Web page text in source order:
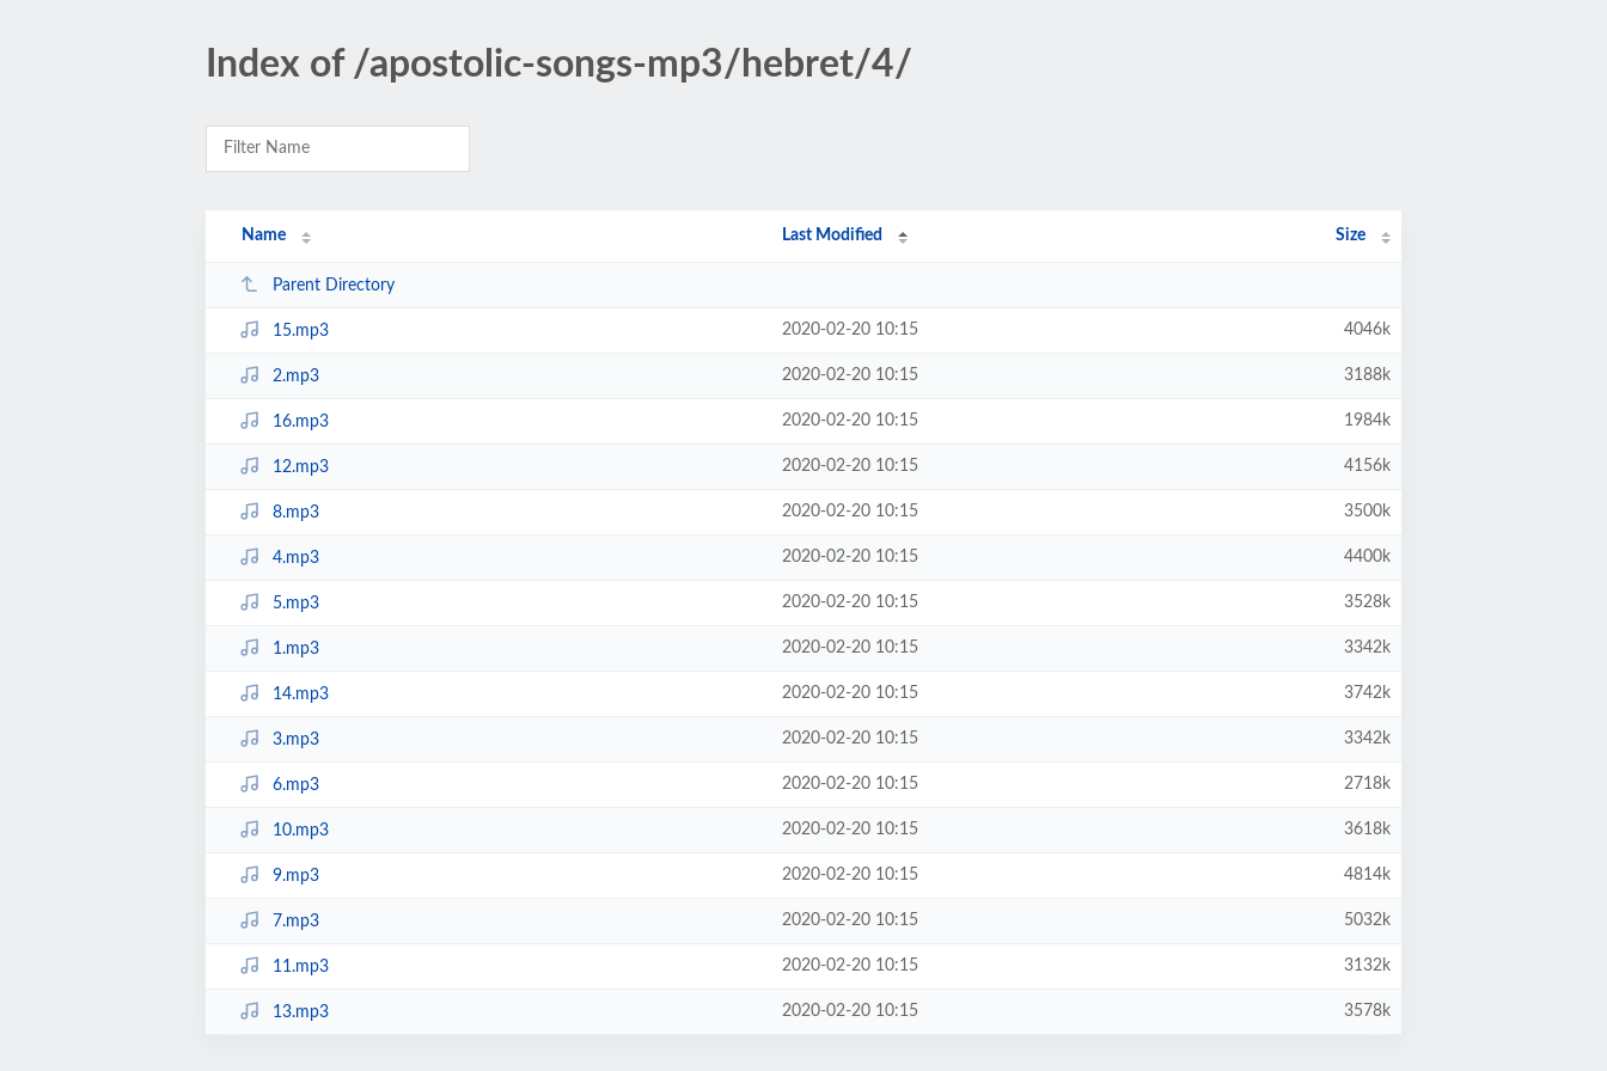
Index of /apostolic-songs-mp3/hebret/4/
Name Last Modified Size
Parent Directory
15.mp3 2020-02-20 10:15 4046k
2.mp3 2020-02-20 10:15 3188k
16.mp3 2020-02-20 10:15 1984k
12.mp3 2020-02-20 10:15 4156k
8.mp3 2020-02-20 10:15 3500k
4.mp3 2020-02-20 10:15 4400k
5.mp3 2020-02-20 10:15 3528k
1.mp3 2020-02-20 10:15 3342k
14.mp3 2020-02-20 10:15 3742k
3.mp3 2020-02-20 10:15 3342k
6.mp3 2020-02-20 10:15 2718k
10.mp3 2020-02-20 10:15 3618k
9.mp3 2020-02-20 10:15 4814k
7.mp3 2020-02-20 10:15 5032k
11.mp3 2020-02-20 10:15 3132k
13.mp3 2020-02-20 10:15 3578k